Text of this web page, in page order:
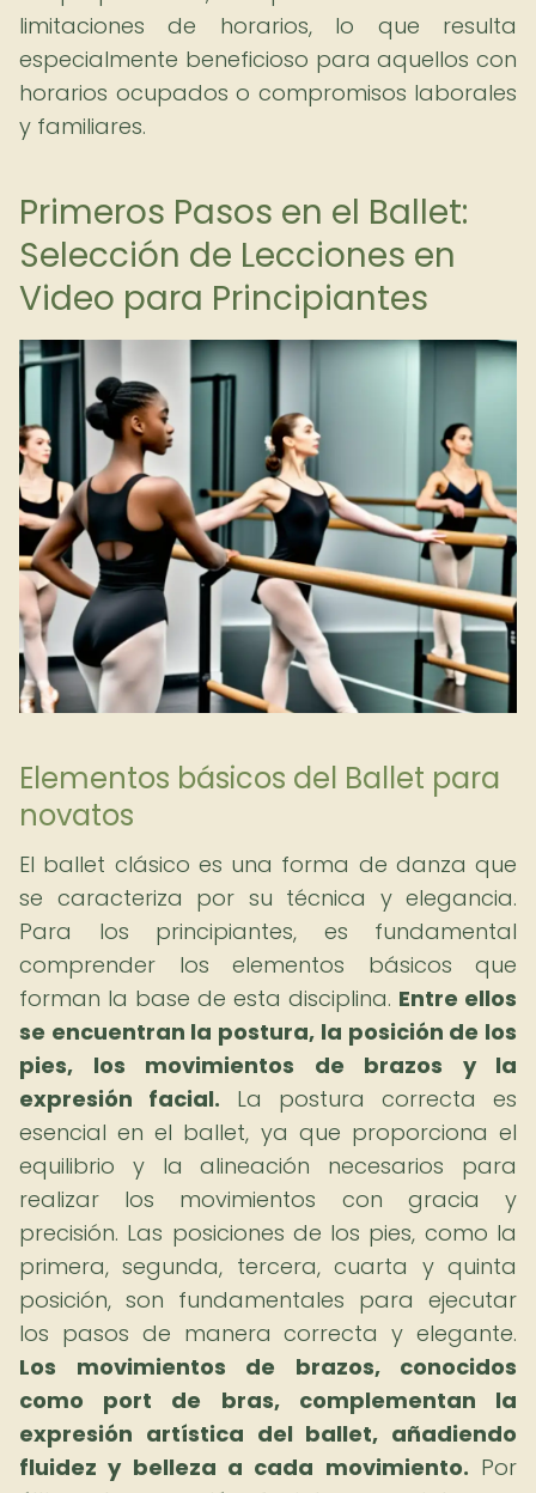
limitaciones de horarios, lo que resulta
especialmente beneficioso para aquellos con
horarios ocupados o compromisos laborales
y familiares.
Primeros Pasos en el Ballet:
Selección de Lecciones en
Video para Principiantes
Elementos básicos del Ballet para
novatos
El ballet clásico es una forma de danza que
se caracteriza por su técnica y elegancia.
Para los principiantes, es fundamental
comprender los elementos básicos que
forman la base de esta disciplina. Entre ellos
se encuentran la postura, la posición de los
pies, los movimientos de brazos y la
expresión facial. La postura correcta es
esencial en el ballet, ya que proporciona el
equilibrio y la alineación necesarios para
realizar los movimientos con gracia y
precisión. Las posiciones de los pies, como la
primera, segunda, tercera, cuarta y quinta
posición, son fundamentales para ejecutar
los pasos de manera correcta y elegante.
Los movimientos de brazos, conocidos
como port de bras, complementan la
expresión artística del ballet, añadiendo
fluidez y belleza a cada movimiento. Por